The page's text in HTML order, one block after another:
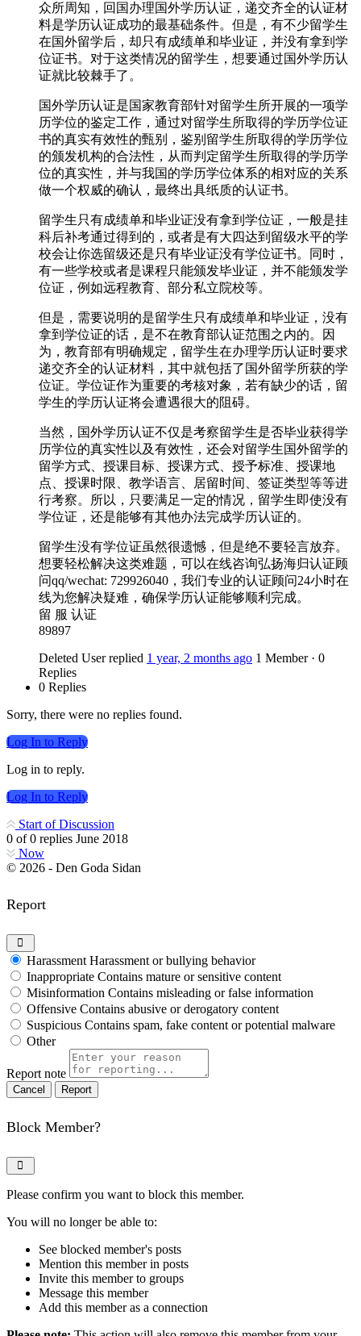
众所周知，回国办理国外学历认证，递交齐全的认证材
料是学历认证成功的最基础条件。但是，有不少留学生
在国外留学后，却只有成绩单和毕业证，并没有拿到学
位证书。对于这类情况的留学生，想要通过国外学历认
证就比较棘手了。
国外学历认证是国家教育部针对留学生所开展的一项学
历学位的鉴定工作，通过对留学生所取得的学历学位证
书的真实有效性的甄别，鉴别留学生所取得的学历学位
的颁发机构的合法性，从而判定留学生所取得的学历学
位的真实性，并与我国的学历学位体系的相对应的关系
做一个权威的确认，最终出具纸质的认证书。
留学生只有成绩单和毕业证没有拿到学位证，一般是挂
科后补考通过得到的，或者是有大四达到留级水平的学
校会让你选留级还是只有毕业证没有学位证书。同时，
有一些学校或者是课程只能颁发毕业证，并不能颁发学
位证，例如远程教育、部分私立院校等。
但是，需要说明的是留学生只有成绩单和毕业证，没有
拿到学位证的话，是不在教育部认证范围之内的。因
为，教育部有明确规定，留学生在办理学历认证时要求
递交齐全的认证材料，其中就包括了国外留学所获的学
位证。学位证作为重要的考核对象，若有缺少的话，留
学生的学历认证将会遭遇很大的阻碍。
当然，国外学历认证不仅是考察留学生是否毕业获得学
历学位的真实性以及有效性，还会对留学生国外留学的
留学方式、授课目标、授课方式、授予标准、授课地
点、授课时限、教学语言、居留时间、签证类型等等进
行考察。所以，只要满足一定的情况，留学生即使没有
学位证，还是能够有其他办法完成学历认证的。
留学生没有学位证虽然很遗憾，但是绝不要轻言放弃。
想要轻松解决这类难题，可以在线咨询弘扬海归认证顾
问qq/wechat: 729926040，我们专业的认证顾问24小时在
线为您解决疑难，确保学历认证能够顺利完成。
留 服 认证
89897
Deleted User replied 1 year, 2 months ago 1 Member · 0
Replies
0 Replies
Sorry, there were no replies found.
Log In to Reply
Log in to reply.
Log In to Reply
Start of Discussion
0 of0 replies June 2018
Now
© 2026 - Den Goda Sidan
Report
Harassment Harassment or bullying behavior
Inappropriate Contains mature or sensitive content
Misinformation Contains misleading or false information
Offensive Contains abusive or derogatory content
Suspicious Contains spam, fake content or potential malware
Other
Report note
Report
Block Member?
Please confirm you want to block this member.
You will no longer be able to:
See blocked member's posts
Mention this member in posts
Invite this member to groups
Message this member
Add this member as a connection